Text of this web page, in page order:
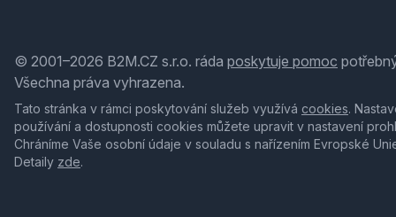
© 2001–2026 B2M.CZ s.r.o. ráda poskytuje pomoc
Všechna práva vyhrazena.
Tato stránka v rámci poskytování služeb využívá cookies.
používání a dostupnosti cookies můžete upravit v nastavení
Chráníme Vaše osobní údaje v souladu s nařízením Evropské
Detaily zde.